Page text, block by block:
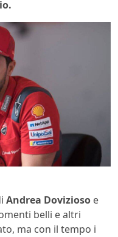
Andrea Dovizioso e
belli e altri
ma con il tempo i